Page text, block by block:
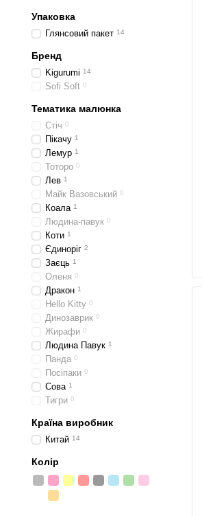
Упаковка
Глянсовий пакет 14
Бренд
Kigurumi 14
Sofi Soft 0
Тематика малюнка
Стіч 0
Пікачу 1
Лемур 1
Тоторо 0
Лев 1
Майк Вазовський 0
Коала 1
Людина-павук 0
Коти 1
Єдиноріг 2
Заєць 1
Оленя 0
Дракон 1
Hello Kitty 0
Динозаврик 0
Жирафи 0
Людина Павук 1
Панда 0
Посіпаки 0
Сова 1
Тигри 0
Країна виробник
Китай 14
Колір